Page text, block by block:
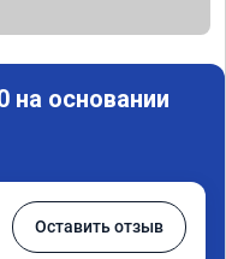
на основании
Оставить отзыв